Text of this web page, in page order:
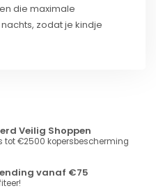
die maximale
zodat je kindje
Veilig Shoppen
tot €2500 kopersbescherming
vanaf €75